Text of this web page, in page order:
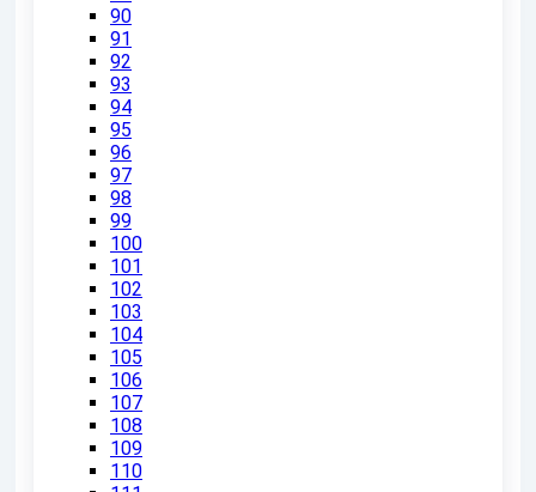
90
91
92
93
94
95
96
97
98
99
100
101
102
103
104
105
106
107
108
109
110